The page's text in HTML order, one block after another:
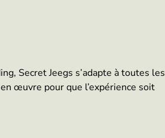
Secret Jeegs s’adapte à toutes les
œuvre pour que l’expérience soit